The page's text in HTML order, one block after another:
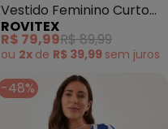
Vestido Feminino Curto
Básico Ribana (Azul)
ROVITEX
R$ 79,99R$ 89,99
ou 2x de R$ 39,99 sem juros
-48%